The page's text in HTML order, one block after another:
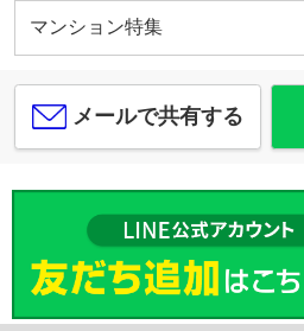
マンション特集
メールで共有する